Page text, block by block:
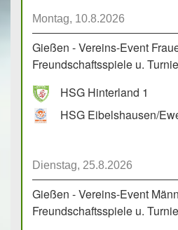
Montag, 10.8.2026
Gießen - Vereins-Event
Freundschaftsspiele u.
HSG Hinterland 1
Dienstag, 25.8.2026
Gießen - Vereins-Event
Freundschaftsspiele u.